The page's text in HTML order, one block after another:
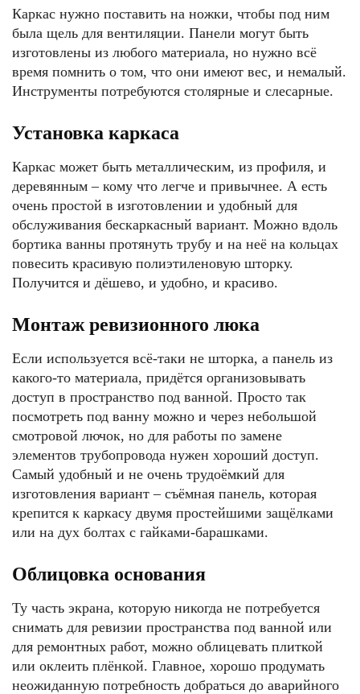
Каркас нужно поставить на ножки, чтобы под ним
была щель для вентиляции. Панели могут быть
изготовлены из любого материала, но нужно всё
время помнить о том, что они имеют вес, и немалый.
Инструменты потребуются столярные и слесарные.
Установка каркаса
Каркас может быть металлическим, из профиля, и
деревянным – кому что легче и привычнее. А есть
очень простой в изготовлении и удобный для
обслуживания бескаркасный вариант. Можно вдоль
бортика ванны протянуть трубу и на неё на кольцах
повесить красивую полиэтиленовую шторку.
Получится и дёшево, и удобно, и красиво.
Монтаж ревизионного люка
Если используется всё-таки не шторка, а панель из
какого-то материала, придётся организовывать
доступ в пространство под ванной. Просто так
посмотреть под ванну можно и через небольшой
смотровой лючок, но для работы по замене
элементов трубопровода нужен хороший доступ.
Самый удобный и не очень трудоёмкий для
изготовления вариант – съёмная панель, которая
крепится к каркасу двумя простейшими защёлками
или на дух болтах с гайками-барашками.
Облицовка основания
Ту часть экрана, которую никогда не потребуется
снимать для ревизии пространства под ванной или
для ремонтных работ, можно облицевать плиткой
или оклеить плёнкой. Главное, хорошо продумать
неожиданную потребность добраться до аварийного